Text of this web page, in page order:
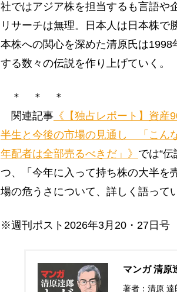
社ではアジア株を担当するも言語や
リサーチは無理。日本人は日本株で
本株への関心を深めた清原氏は
する数々の伝説を作り上げていく。
＊ ＊ ＊
関連記事 《【独占レポート】資産
半生と今後の市場の見通し 「こん
年配者は全部売るべきだ」》 では“
つ、「今年に入って持ち株の大半を
場の危うさについて、詳しく語って
※週刊ポスト2026年3月20・27日号
マンガ 清原
著者：清原 達